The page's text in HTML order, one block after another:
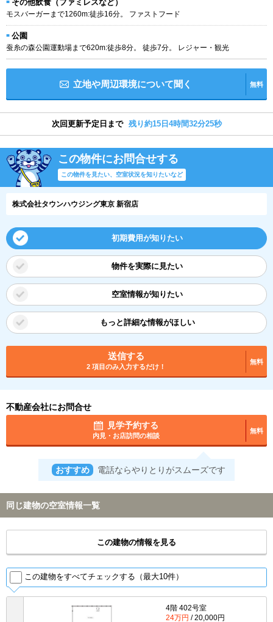
その他飲食（ファミレスなど）
モスバーガーまで1260m:徒歩16分。 ファストフード
公園
蚕糸の森公園運動場まで620m:徒歩8分。 徒歩7分。 レジャー・観光
立地や周辺環境について聞く 無料
次回更新予定日まで 残り約15日4時間32分24秒
この物件にお問合せする
この物件を見たい、空室状況を知りたいなど
株式会社タウンハウジング東京 新宿店
初期費用が知りたい
物件を実際に見たい
空室情報が知りたい
もっと詳細な情報がほしい
送信する
2 項目のみ入力するだけ！
無料
不動産会社にお問合せ
見学予約する
内見・お店訪問の相談
無料
おすすめ 電話ならやりとりがスムーズです
同じ建物の空室情報一覧
この建物の情報を見る
この建物をすべてチェックする（最大10件）
4階 402号室
24万円 / 20,000円